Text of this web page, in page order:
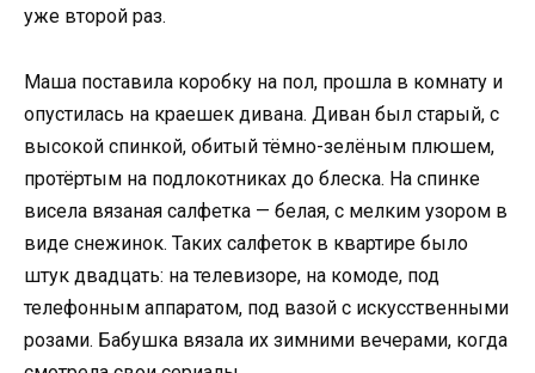
уже второй раз.
Маша поставила коробку на пол, прошла в комнату и
опустилась на краешек дивана. Диван был старый, с
высокой спинкой, обитый тёмно-зелёным плюшем,
протёртым на подлокотниках до блеска. На спинке
висела вязаная салфетка — белая, с мелким узором в
виде снежинок. Таких салфеток в квартире было
штук двадцать: на телевизоре, на комоде, под
телефонным аппаратом, под вазой с искусственными
розами. Бабушка вязала их зимними вечерами, когда